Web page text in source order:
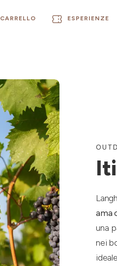
CARRELLO ESPERIENZE
ama
una
nei